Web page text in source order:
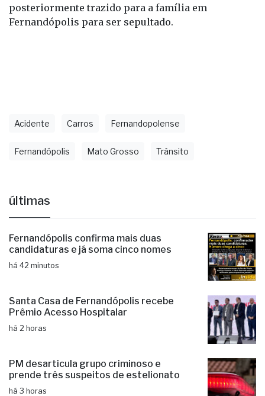
posteriormente trazido para a família em
Fernandópolis para ser sepultado.
Acidente Carros Fernandopolense
Fernandópolis Mato Grosso Trânsito
últimas
Fernandópolis confirma mais duas
candidaturas e já soma cinco nomes
há 42 minutos
Santa Casa de Fernandópolis recebe
Prêmio Acesso Hospitalar
há 2 horas
PM desarticula grupo criminoso e
prende três suspeitos de estelionato
há 3 horas